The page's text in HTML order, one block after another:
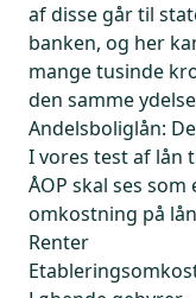
af disse går til
banken, og her
mange tusinde
den samme
Andelsboliglån:
I vores test af lån
ÅOP skal ses
omkostning på
Renter